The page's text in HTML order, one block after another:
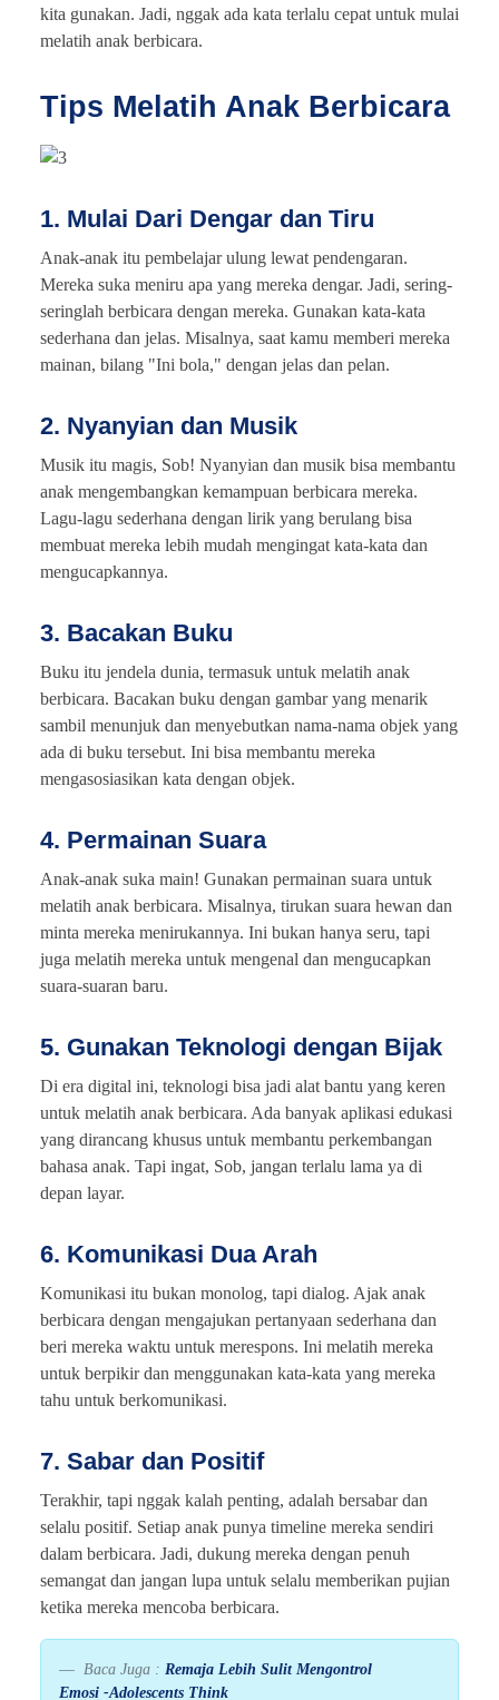
kita gunakan. Jadi, nggak ada kata terlalu cepat untuk mulai
melatih anak berbicara.
Tips Melatih Anak Berbicara
1. Mulai Dari Dengar dan Tiru
Anak-anak itu pembelajar ulung lewat pendengaran.
Mereka suka meniru apa yang mereka dengar. Jadi, sering-
seringlah berbicara dengan mereka. Gunakan kata-kata
sederhana dan jelas. Misalnya, saat kamu memberi mereka
mainan, bilang "Ini bola," dengan jelas dan pelan.
2. Nyanyian dan Musik
Musik itu magis, Sob! Nyanyian dan musik bisa membantu
anak mengembangkan kemampuan berbicara mereka.
Lagu-lagu sederhana dengan lirik yang berulang bisa
membuat mereka lebih mudah mengingat kata-kata dan
mengucapkannya.
3. Bacakan Buku
Buku itu jendela dunia, termasuk untuk melatih anak
berbicara. Bacakan buku dengan gambar yang menarik
sambil menunjuk dan menyebutkan nama-nama objek yang
ada di buku tersebut. Ini bisa membantu mereka
mengasosiasikan kata dengan objek.
4. Permainan Suara
Anak-anak suka main! Gunakan permainan suara untuk
melatih anak berbicara. Misalnya, tirukan suara hewan dan
minta mereka menirukannya. Ini bukan hanya seru, tapi
juga melatih mereka untuk mengenal dan mengucapkan
suara-suaran baru.
5. Gunakan Teknologi dengan Bijak
Di era digital ini, teknologi bisa jadi alat bantu yang keren
untuk melatih anak berbicara. Ada banyak aplikasi edukasi
yang dirancang khusus untuk membantu perkembangan
bahasa anak. Tapi ingat, Sob, jangan terlalu lama ya di
depan layar.
6. Komunikasi Dua Arah
Komunikasi itu bukan monolog, tapi dialog. Ajak anak
berbicara dengan mengajukan pertanyaan sederhana dan
beri mereka waktu untuk merespons. Ini melatih mereka
untuk berpikir dan menggunakan kata-kata yang mereka
tahu untuk berkomunikasi.
7. Sabar dan Positif
Terakhir, tapi nggak kalah penting, adalah bersabar dan
selalu positif. Setiap anak punya timeline mereka sendiri
dalam berbicara. Jadi, dukung mereka dengan penuh
semangat dan jangan lupa untuk selalu memberikan pujian
ketika mereka mencoba berbicara.
Baca Juga : Remaja Lebih Sulit Mengontrol
Emosi -Adolescents Think